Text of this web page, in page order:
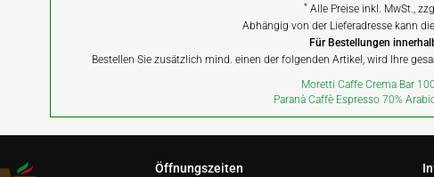
* Alle Preise inkl. MwSt.,
Abhängig von der Lieferadresse kann
Für Bestellungen
Bestellen Sie zusätzlich mind. einen der folgenden Artikel, wird Ihre
Moretti Caffe Crema Bar
Paranà Caffè Espresso 70%
Öffnungszeiten